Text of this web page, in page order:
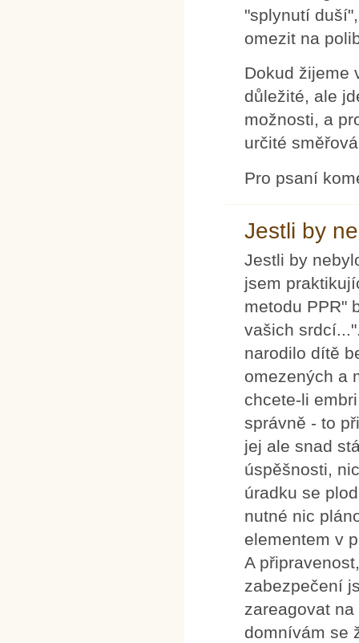
"splynutí
omezit na
Dokud žijeme
důležité, ale
možnosti, a
určité
Pro psaní
Jestli by
Jestli by
jsem
metodu PPR"
vašich
narodilo dítě
omezených a
chcete-li
správně - to
jej ale snad
úspěšnosti,
úradku se
nutné nic
elementem v
A
zabezpečení
zareagovat
domnívám se